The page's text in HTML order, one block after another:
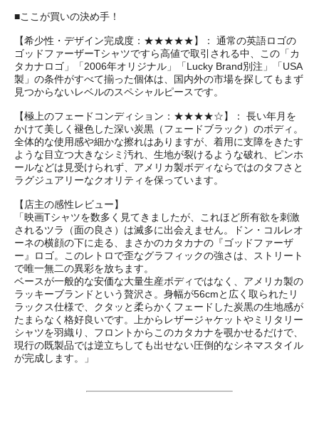
■ここが買いの決め手！
【希少性・デザイン完成度：★★★★★】： 通常の英語ロゴの
ゴッドファーザーTシャツですら高値で取引される中、この「カ
タカナロゴ」「2006年オリジナル」「Lucky Brand別注」「USA
製」の条件がすべて揃った個体は、国内外の市場を探してもまず
見つからないレベルのスペシャルピースです。
【極上のフェードコンディション：★★★★☆】： 長い年月を
かけて美しく褪色した深い炭黒（フェードブラック）のボディ。
全体的な使用感や細かな擦れはありますが、着用に支障をきたす
ような目立つ大きなシミ汚れ、生地が裂けるような破れ、ピンホ
ールなどは見受けられず、アメリカ製ボディならではのタフさと
ラグジュアリーなクオリティを保っています。
【店主の感性レビュー】
「映画Tシャツを数多く見てきましたが、これほど所有欲を刺激
されるツラ（面の良さ）は滅多に出会えません。ドン・コルレオ
ーネの横顔の下に走る、まさかのカタカナの『ゴッドファーザ
ー』ロゴ。このレトロで歪なグラフィックの強さは、ストリート
で唯一無二の異彩を放ちます。
ベースが一般的な安価な大量生産ボディではなく、アメリカ製の
ラッキーブランドという贅沢さ。身幅が56cmと広く取られたリ
ラックス仕様で、クタッと柔らかくフェードした炭黒の生地感が
たまらなく格好良いです。上からレザージャケットやミリタリー
シャツを羽織り、フロントからこのカタカナを覗かせるだけで、
現行の既製品では逆立ちしても出せない圧倒的なシネマスタイル
が完成します。」